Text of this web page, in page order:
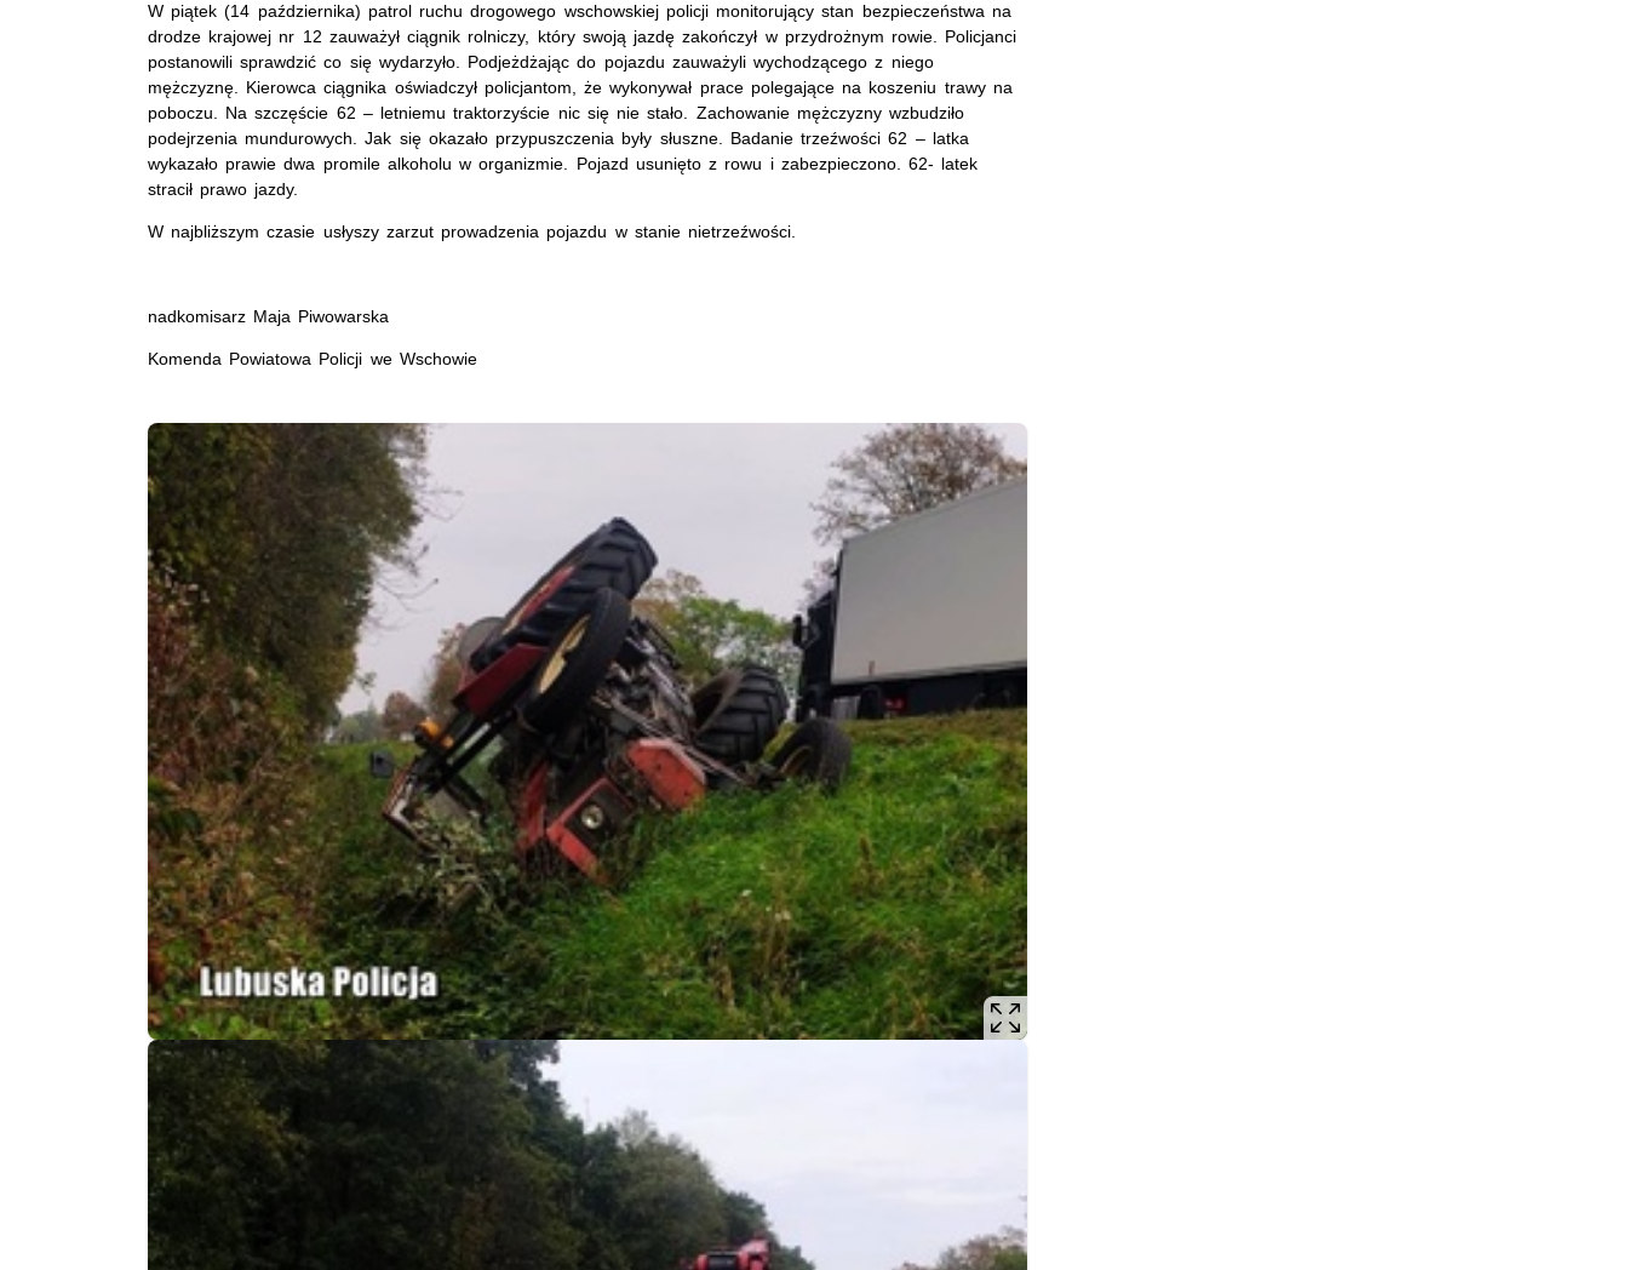
W piątek (14 października) patrol ruchu drogowego wschowskiej policji monitorujący stan bezpieczeństwa na
drodze krajowej nr 12 zauważył ciągnik rolniczy, który swoją jazdę zakończył w przydrożnym rowie. Policjanci
postanowili sprawdzić co się wydarzyło. Podjeżdżając do pojazdu zauważyli wychodzącego z niego
mężczyznę. Kierowca ciągnika oświadczył policjantom, że wykonywał prace polegające na koszeniu trawy na
poboczu. Na szczęście 62 – letniemu traktorzyście nic się nie stało. Zachowanie mężczyzny wzbudziło
podejrzenia mundurowych. Jak się okazało przypuszczenia były słuszne. Badanie trzeźwości 62 – latka
wykazało prawie dwa promile alkoholu w organizmie. Pojazd usunięto z rowu i zabezpieczono. 62- latek
stracił prawo jazdy.
W najbliższym czasie usłyszy zarzut prowadzenia pojazdu w stanie nietrzeźwości.
nadkomisarz Maja Piwowarska
Komenda Powiatowa Policji we Wschowie